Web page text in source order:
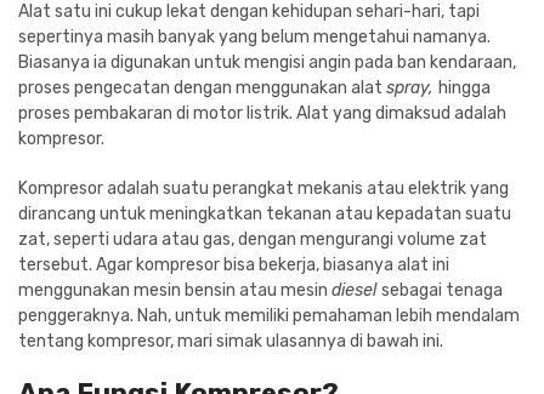
Alat satu ini cukup lekat dengan kehidupan sehari-hari, tapi
sepertinya masih banyak yang belum mengetahui namanya.
Biasanya ia digunakan untuk mengisi angin pada ban kendaraan,
proses pengecatan dengan menggunakan alat spray, hingga
proses pembakaran di motor listrik. Alat yang dimaksud adalah
kompresor.
Kompresor adalah suatu perangkat mekanis atau elektrik yang
dirancang untuk meningkatkan tekanan atau kepadatan suatu
zat, seperti udara atau gas, dengan mengurangi volume zat
tersebut. Agar kompresor bisa bekerja, biasanya alat ini
menggunakan mesin bensin atau mesin dieselsebagai tenaga
penggeraknya. Nah, untuk memiliki pemahaman lebih mendalam
tentang kompresor, mari simak ulasannya di bawah ini.